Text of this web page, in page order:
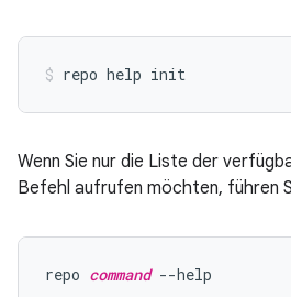
Wenn Sie nur die Liste der
Befehl aufrufen möchten, führen
repo command